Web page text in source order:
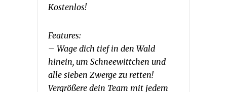
Kostenlos!
Features:
– Wage dich tief in den Wald
hinein, um Schneewittchen und
alle sieben Zwerge zu retten!
Vergrößere dein Team mit jedem